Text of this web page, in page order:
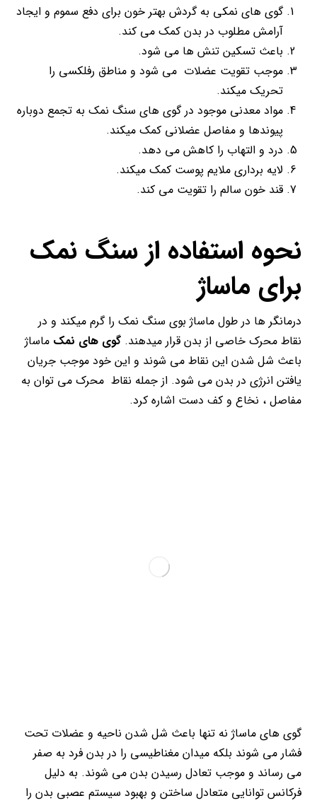
گوی های نمکی به گردش بهتر خون برای دفع سموم و ایجاد
آرامش مطلوب در بدن کمک می کند.
باعث تسکین تنش ها می شود.
موجب تقویت عضلات می شود و مناطق رفلکسی را
تحریک میکند.
مواد معدنی موجود در گوی های سنگ نمک به تجمع دوباره
پیوندها و مفاصل عضلانی کمک میکند.
درد و التهاب را کاهش می دهد.
لایه برداری ملایم پوست کمک میکند.
قند خون سالم را تقویت می کند.
نحوه استفاده از سنگ نمک
برای ماساژ
درمانگر ها در طول ماساژ بوی سنگ نمک را گرم میکند و در
نقاط محرک خاصی از بدن قرار میدهند.گوی های نمک ماساژ
باعث شل شدن این نقاط می شوند و این خود موجب جریان
یافتن انرژی در بدن می شود. از جمله نقاط محرک می توان به
مفاصل ، نخاع و کف دست اشاره کرد.
گوی های ماساژ نه تنها باعث شل شدن ناحیه و عضلات تحت
فشار می شوند بلکه میدان مغناطیسی را در بدن فرد به صفر
می رساند و موجب تعادل رسیدن بدن می شوند. به دلیل
فرکانس توانایی متعادل ساختن و بهبود سیستم عصبی بدن را